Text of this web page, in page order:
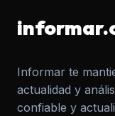
Informar te
actualidad y
confiable y